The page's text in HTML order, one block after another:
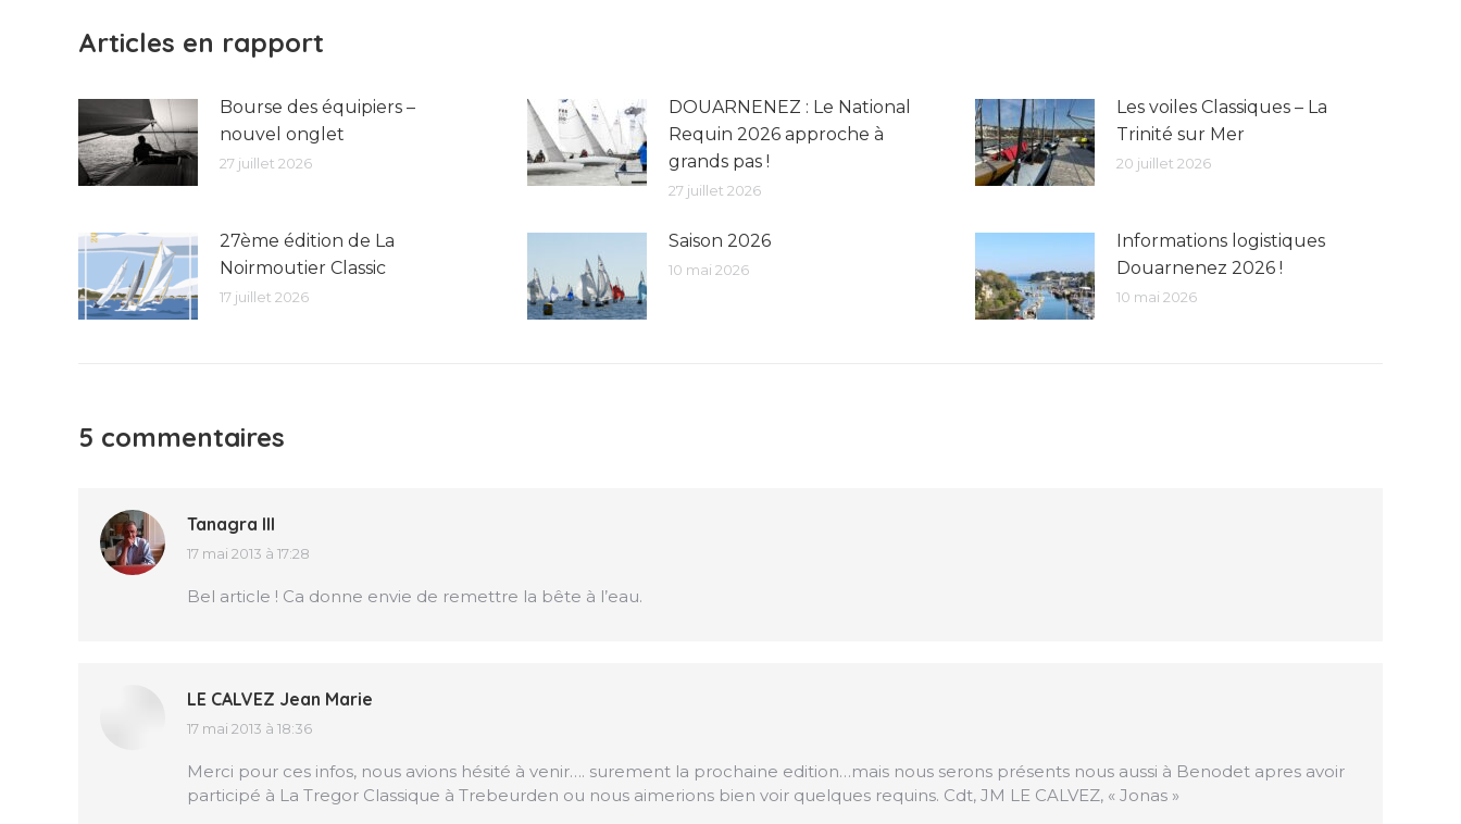
Articles en rapport
Bourse des équipiers –
nouvel onglet
27 juillet 2026
DOUARNENEZ : Le National
Requin 2026 approche à
grands pas !
27 juillet 2026
Les voiles Classiques – La
Trinité sur Mer
20 juillet 2026
27ème édition de La
Noirmoutier Classic
17 juillet 2026
Saison 2026
10 mai 2026
Informations logistiques
Douarnenez 2026 !
10 mai 2026
5 commentaires
Tanagra III
dit
17 mai 2013 à 17:28
Bel article ! Ca donne envie de remettre la bête à l’eau.
LE CALVEZ Jean Marie
dit
17 mai 2013 à 18:36
Merci pour ces infos, nous avions hésité à venir…. surement la prochaine edition…mais nous serons présents nous aussi à Benodet apres avoir
participé à La Tregor Classique à Trebeurden ou nous aimerions bien voir quelques requins. Cdt, JM LE CALVEZ, « Jonas »